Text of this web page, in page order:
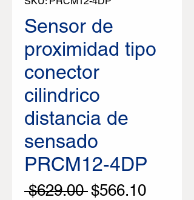
Sensor de
proximidad tipo
conector
cilindrico
distancia de
sensado
PRCM12-4DP
$629.00 Precio
$566.10Precio